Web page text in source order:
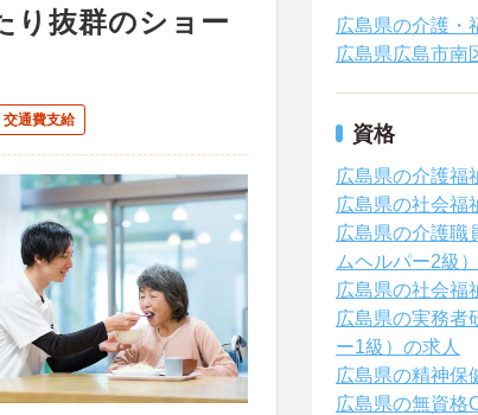
り抜群のショー
交通費支給
広島県の介護・
広島県広島市南
資格
広島県の介護福
広島県の社会福
広島県の介護職
ムヘルパー2級
広島県の社会福
広島県の実務者
ー1級）の求人
広島県の精神保
広島県の無資格